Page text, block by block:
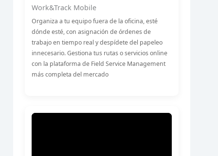
Work&Track Mobile
Organiza a tu equipo fuera de la oficina, esté
dónde esté, con asignación de órdenes de
trabajo en tiempo real y despídete del papeleo
innecesario. Gestiona tus rutas o servicios online
con la plataforma de Field Service Management
más completa del mercado